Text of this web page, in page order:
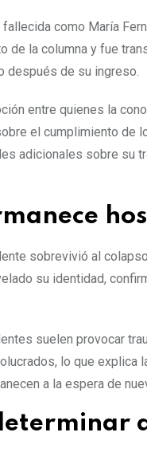
como María
de la columna y fue
de su ingreso.
entre quienes la
el cumplimiento de
adicionales sobre su
sobrevivió al
su identidad,
suelen provocar
lo que
a la espera de